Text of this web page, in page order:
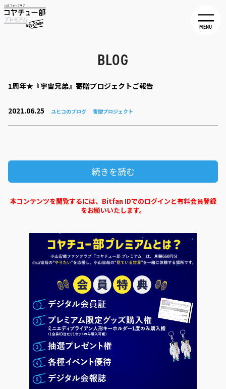
MENU
BLOG
1周年★『宇宙兄弟』寄贈プロジェクトご報告
2021.06.25 ユヒコのブログ 寄贈プロジェクト
続きを読む
本コンテンツを閲覧するには、Bitfan IDでのログインと有料会員登録
をお願いいたします。